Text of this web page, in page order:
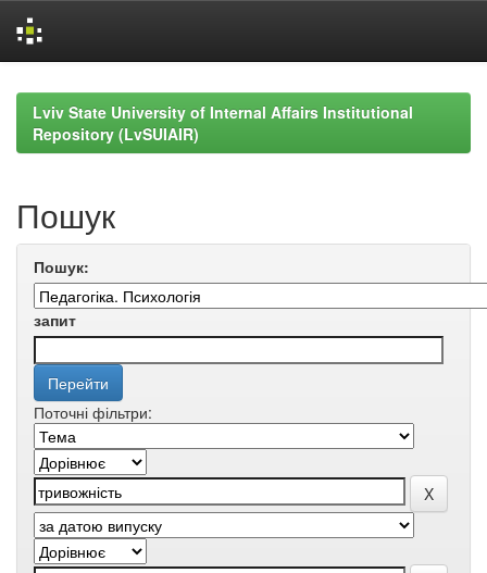
navigationLviv State University of Internal Affairs Institutional
Repository (LvSUIAIR)
Пошук
Пошук:
запит
Поточні фільтри: